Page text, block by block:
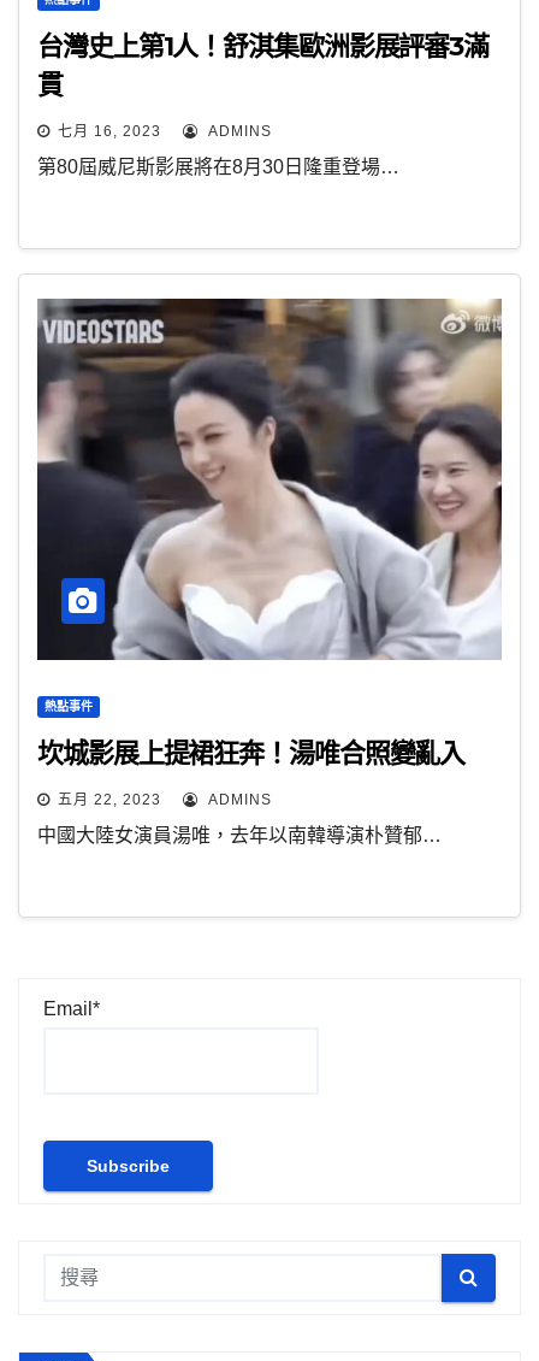
台灣史上第1人！舒淇集歐洲影展評審3滿
貫
七月 16, 2023 ADMINS
第80屆威尼斯影展將在8月30日隆重登場…
熱點事件
坎城影展上提裙狂奔！湯唯合照變亂入
五月 22, 2023 ADMINS
中國大陸女演員湯唯，去年以南韓導演朴贊郁…
Email*